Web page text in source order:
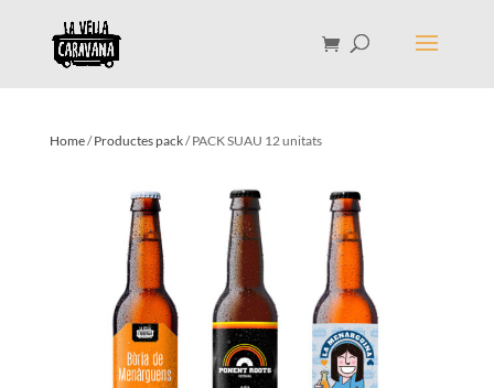
Home/Productes pack/ PACK SUAU 12 unitats